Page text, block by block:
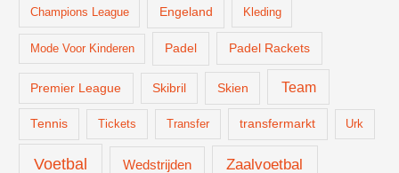
Champions League Engeland Kleding
Mode Voor Kinderen Padel Padel Rackets
Premier League Skibril Skien Team
Tennis Tickets Transfer transfermarkt Urk
Voetbal Wedstrijden Zaalvoetbal